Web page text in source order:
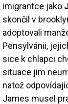
imigrantce jako
skončil v
adoptovali
Pensylvánii,
sice k chlapci
situace jim
natož
James musel